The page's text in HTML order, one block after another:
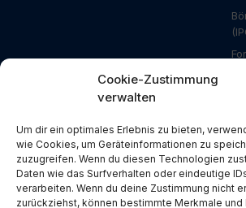
Cookie-Zustimmung
verwalten
Um dir ein optimales Erlebnis zu bieten,
wie Cookies, um Geräteinformationen zu
zuzugreifen. Wenn du diesen Technologien
Daten wie das Surfverhalten oder eindeutige
verarbeiten. Wenn du deine Zustimmung nicht
zurückziehst, können bestimmte Merkmale und